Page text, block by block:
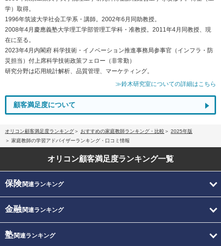
学）取得。
1996年筑波大学社会工学系・講師。2002年6月同助教授。
2008年4月慶應義塾大学理工学部管理工学科・准教授。2011年4月同教授、現
在に至る。
2023年4月内閣府 科学技術・イノベーション推進事務局参事官（インフラ・防
災担当）付上席科学技術政策フェロー（非常勤）
研究分野は応用統計解析、品質管理、マーケティング。
≫鈴木研究室についての詳細はこちら
顧客満足度について
オリコン顧客満足度ランキング おすすめの家庭教師ランキング・比較
2025年版
家庭教師の学習アドバイザーランキング・口コミ情報
オリコン顧客満足度ランキング一覧
保険関連ランキング
金融関連ランキング
塾関連ランキング